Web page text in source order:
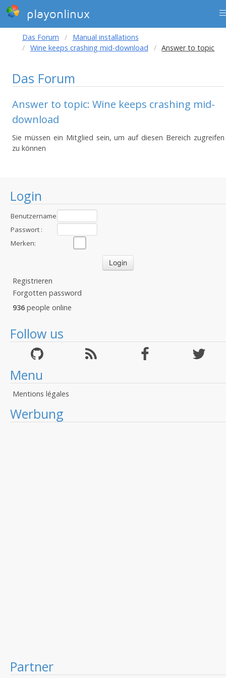
playonlinux
Login
Benutzername
:Passwort :
Merken:
Registrieren
Forgotten password
936 people online
Follow us
Menu
Mentions légales
Werbung
Partner
Das Forum
Manual installations
Wine keeps crashing mid-download
Answer to topic
Das Forum
Answer to topic: Wine keeps crashing mid-
download
Sie müssen ein Mitglied sein, um auf diesen Bereich zugreifen
zu können